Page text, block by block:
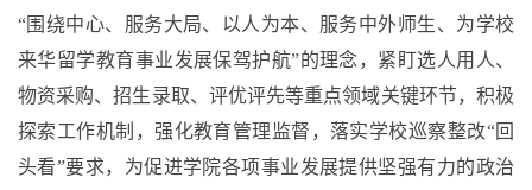
“围绕中心、服务大局、以人为本、服务中外师生、为学校
来华留学教育事业发展保驾护航”的理念， 紧盯选人用人、
物资采购、招生录取、评优评先等重点领域关键环节，积极
探索工作机制，强化教育管理监督 ，落实学校巡察整改“回
头看”要求，为促进学院各项事业发展提供坚强有力的政治